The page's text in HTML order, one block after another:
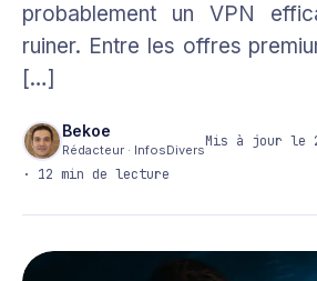
probablement un VPN
ruiner. Entre les offres
[…]
Bekoe
Rédacteur · InfosDiversMis à jour le
· 12 min de lecture